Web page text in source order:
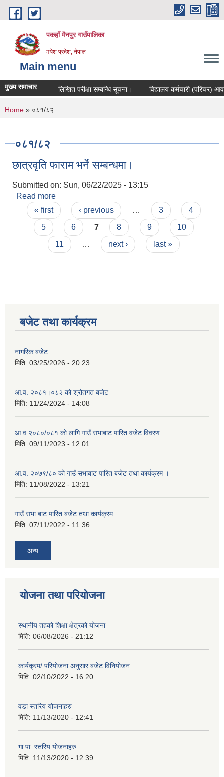
Skip to main content
पकहाँ मैनपुर गाउँपालिका
मधेश प्रदेश, नेपाल
Main menu
मुख्य समाचार लिखित परीक्षा सम्बन्धि सूचना। विद्यालय कर्मचारी (परिचर)
You are here
Home » ०८१/८२
०८१/८२
छात्रवृति फाराम भर्ने सम्बन्धमा।
Submitted on: Sun, 06/22/2025 - 13:15
Read more
Pages
« first ‹ previous 3
4
5
6 7 8 9
10
11
next › last »
बजेट तथा कार्यक्रम
नागरिक बजेट
मिति: 03/25/2026 - 20:23
आ.व. २०८१।०८२ को श्रोतगत बजेट
मिति: 11/24/2024 - 14:08
आ व २०८०/०८१ को लागि गाउँ सभाबाट पारित वजेट विवरण
मिति: 09/11/2023 - 12:01
आ.व. २०७९/८० को गाउँ सभाबाट पारित बजेट तथा कार्यक्रम ।
मिति: 11/08/2022 - 13:21
गाउँ सभा बाट पारित बजेट तथा कार्यक्रम
मिति: 07/11/2022 - 11:36
अन्य
योजना तथा परियोजना
स्थानीय तहको शिक्षा क्षेत्रको योजना
मिति: 06/08/2026 - 21:12
कार्यक्रम/ परियोजना अनुसार बजेट विनियोजन
मिति: 02/10/2022 - 16:20
वडा स्तरिय योजनाहरु
मिति: 11/13/2020 - 12:41
गा.पा. स्तरिय योजनाहरु
मिति: 11/13/2020 - 12:39